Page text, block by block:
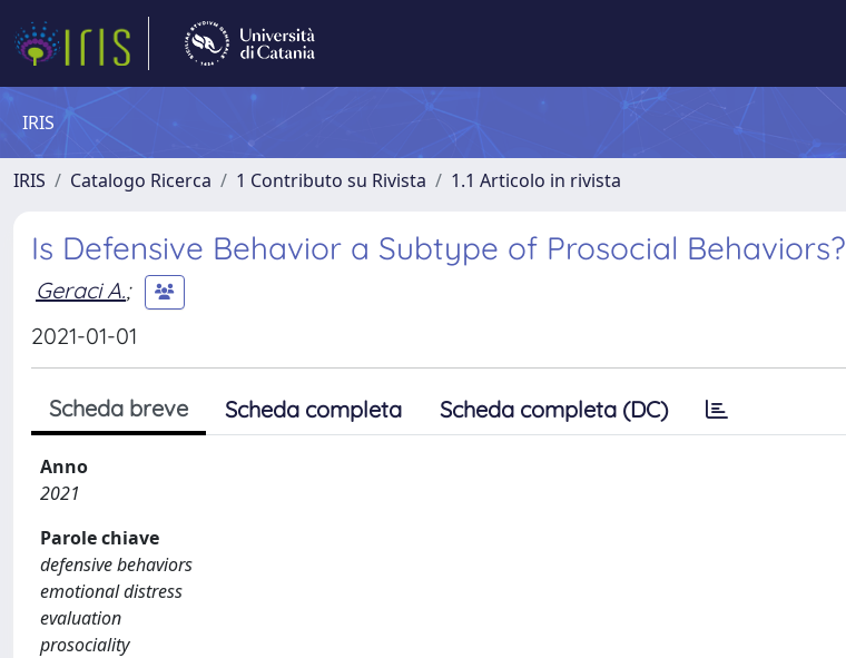
IRIS
IRIS Catalogo Ricerca 1 Contributo su Rivista 1.1 Articolo in rivista
Is Defensive Behavior a Subtype of Prosocial Behaviors?
Geraci A.;
2021-01-01
Scheda breve Scheda completa Scheda completa (DC)
Anno
2021
Parole chiave
defensive behaviors
emotional distress
evaluation
prosociality